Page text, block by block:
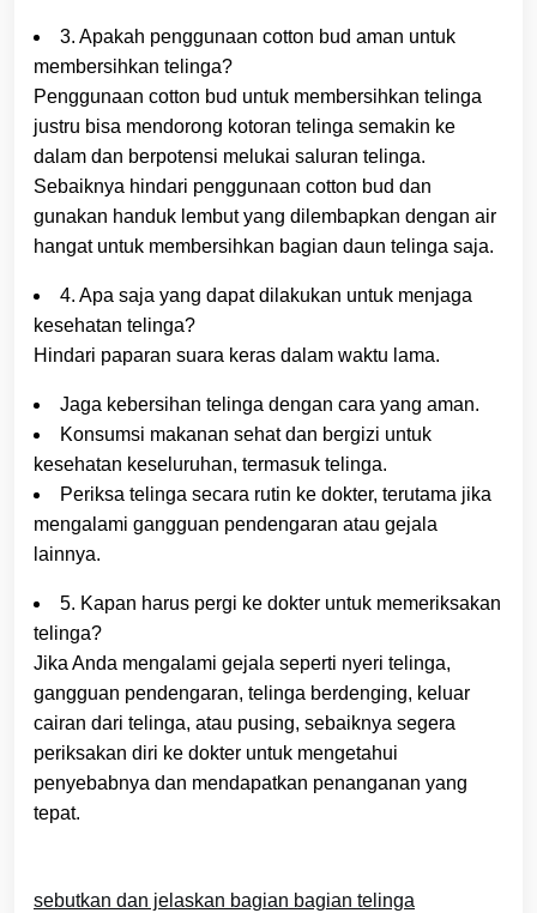
3. Apakah penggunaan cotton bud aman untuk
membersihkan telinga?
Penggunaan cotton bud untuk membersihkan telinga
justru bisa mendorong kotoran telinga semakin ke
dalam dan berpotensi melukai saluran telinga.
Sebaiknya hindari penggunaan cotton bud dan
gunakan handuk lembut yang dilembapkan dengan air
hangat untuk membersihkan bagian daun telinga saja.
4. Apa saja yang dapat dilakukan untuk menjaga
kesehatan telinga?
Hindari paparan suara keras dalam waktu lama.
Jaga kebersihan telinga dengan cara yang aman.
Konsumsi makanan sehat dan bergizi untuk
kesehatan keseluruhan, termasuk telinga.
Periksa telinga secara rutin ke dokter, terutama jika
mengalami gangguan pendengaran atau gejala
lainnya.
5. Kapan harus pergi ke dokter untuk memeriksakan
telinga?
Jika Anda mengalami gejala seperti nyeri telinga,
gangguan pendengaran, telinga berdenging, keluar
cairan dari telinga, atau pusing, sebaiknya segera
periksakan diri ke dokter untuk mengetahui
penyebabnya dan mendapatkan penanganan yang
tepat.
sebutkan dan jelaskan bagian bagian telinga